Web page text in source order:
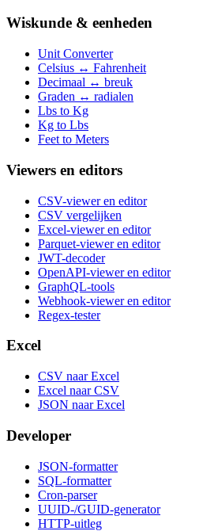
Wiskunde & eenheden
Unit Converter
Celsius ↔ Fahrenheit
Decimaal ↔ breuk
Graden ↔ radialen
Lbs to Kg
Kg to Lbs
Feet to Meters
Viewers en editors
CSV-viewer en editor
CSV vergelijken
Excel-viewer en editor
Parquet-viewer en editor
JWT-decoder
OpenAPI-viewer en editor
GraphQL-tools
Webhook-viewer en editor
Regex-tester
Excel
CSV naar Excel
Excel naar CSV
JSON naar Excel
Developer
JSON-formatter
SQL-formatter
Cron-parser
UUID-/GUID-generator
HTTP-uitleg